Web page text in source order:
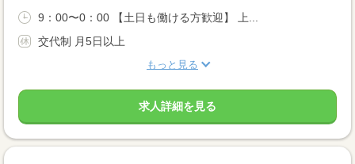
9：00〜0：00 【土日も働ける方歓迎】 上...
交代制 月5日以上
もっと見る
求人詳細を見る